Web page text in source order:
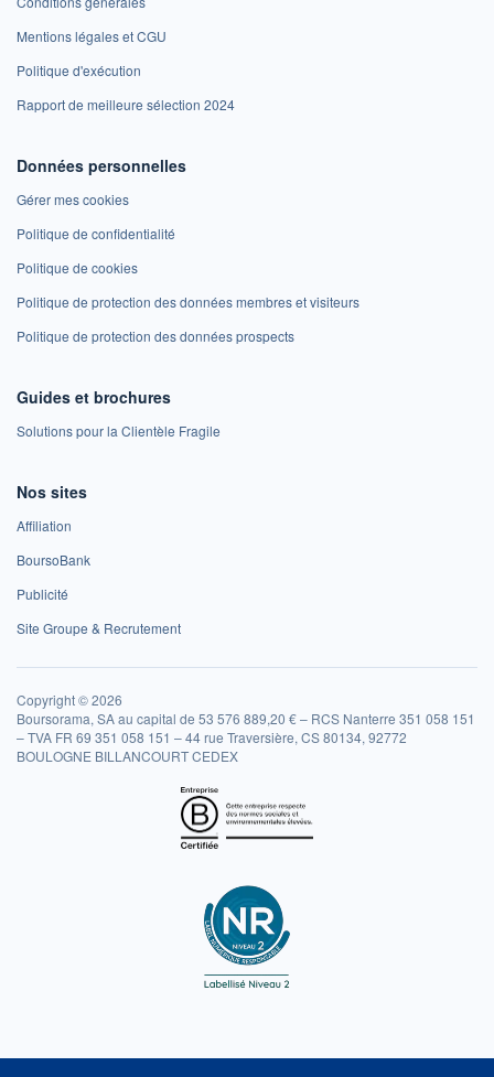
Mentions légales et CGU
Politique d'exécution
Rapport de meilleure sélection 2024
Données personnelles
Gérer mes cookies
Politique de confidentialité
Politique de cookies
Politique de protection des données membres et visiteurs
Politique de protection des données prospects
Guides et brochures
Solutions pour la Clientèle Fragile
Nos sites
Affiliation
BoursoBank
Publicité
Site Groupe & Recrutement
Copyright © 2026
Boursorama, SA au capital de 53 576 889,20 € – RCS Nanterre 351 058 151
– TVA FR 69 351 058 151 – 44 rue Traversière, CS 80134, 92772
BOULOGNE BILLANCOURT CEDEX